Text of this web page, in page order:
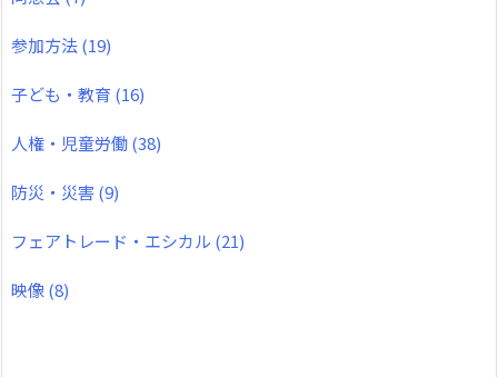
参加方法(19)
子ども・教育 (16)
人権・児童労働(38)
防災・災害(9)
フェアトレード・エシカル (21)
映像(8)